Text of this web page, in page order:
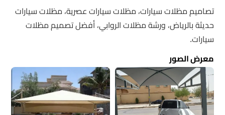
تصاميم مظلات سيارات، مظلات سيارات عصرية، مظلات سيارات
حديثة بالرياض، ورشة مظلات الروابي، أفضل تصميم مظلات
سيارات.
معرض الصور